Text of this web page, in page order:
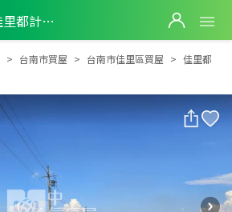
佳里都計內持分農地
佳里都計內持分農地
台南市買屋 台南市佳里區買屋
佳里都